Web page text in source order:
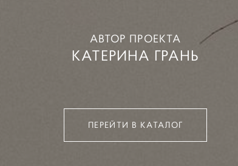
АВТОР ПРОЕКТА
КАТЕРИНА ГРАНЬ
ПЕРЕЙТИ В КАТАЛОГ